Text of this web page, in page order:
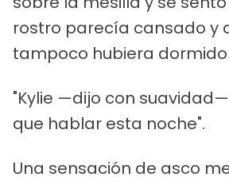
rostro parecía cansado y
tampoco hubiera
"Kylie —dijo con
que hablar esta noche".
Una sensación de asco